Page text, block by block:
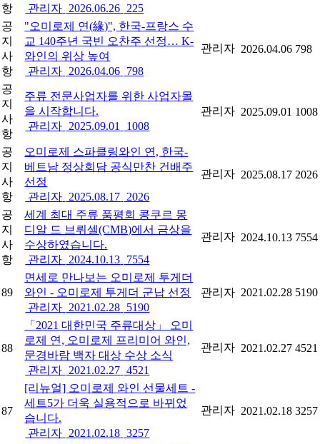
항
관리자 2026.06.26 225
공
지
사
항
"오미로제 연(緣)", 한국-프랑스 수
교 140주년 국빈 오찬주 선정… K-
와인의 위상 높여
관리자 2026.04.06 798
관리자 2026.04.06 798
공
지
사
항
주류 전문사업자를 위한 사업자몰
을 시작합니다.
관리자 2025.09.01 1008
관리자 2025.09.01 1008
공
지
사
항
오미로제 스파클링와인 연, 한국-
베트남 정상회담 공식만찬 건배주
선정
관리자 2025.08.17 2026
관리자 2025.08.17 2026
공
지
사
항
세계 최대 주류 품평회 콩쿠르 몽
디알 드 브뤼셀(CMB)에서 금상을
수상하였습니다.
관리자 2024.10.13 7554
관리자 2024.10.13 7554
89
면세로 만나보는 오미로제 투게더
와인 - 오미로제 투게더 군납 선정
관리자 2021.02.28 5190
관리자 2021.02.28 5190
88
「2021 대한민국 주류대상」 오미
로제 연, 오미로제 프리미어 와인,
문경바람 백자 대상 수상 소식
관리자 2021.02.27 4521
관리자 2021.02.27 4521
87
[리뉴얼] 오미로제 와인 선물세트 -
세트5가 더욱 실용적으로 바뀌었
습니다.
관리자 2021.02.18 3257
관리자 2021.02.18 3257